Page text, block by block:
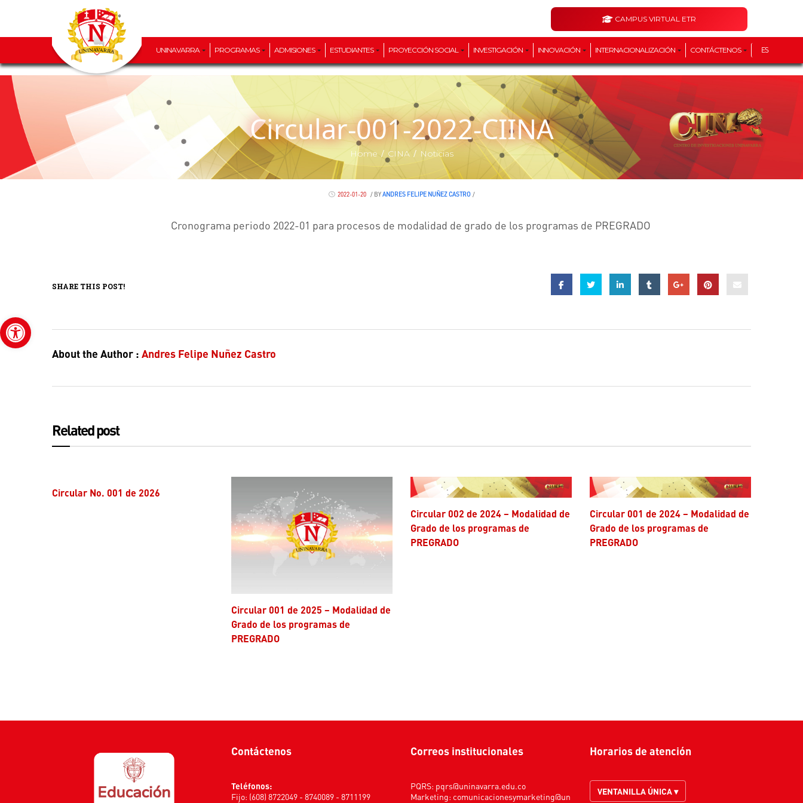
Abrir barra de herramientas
CAMPUS VIRTUAL ETR
UNINAVARRA PROGRAMAS ADMISIONES ESTUDIANTES PROYECCIÓN SOCIAL INVESTIGACIÓN INNOVACIÓN INTERNACIONALIZACIÓN CONTÁCTENOS ES
Circular-001-2022-CIINA
Home / CINA/ Noticias
2022-01-20 / BYANDRES FELIPE NUÑEZ CASTRO /
Cronograma periodo 2022-01 para procesos de modalidad de grado de los programas de PREGRADO
SHARE THIS POST!
About the Author : Andres Felipe Nuñez Castro
Related post
Circular No. 001 de 2026
Circular 001 de 2025 – Modalidad de
Grado de los programas de
PREGRADO
Circular 002 de 2024 – Modalidad de
Grado de los programas de
PREGRADO
Circular 001 de 2024 – Modalidad de
Grado de los programas de
PREGRADO
Contáctenos
Teléfonos:
Fijo: (608) 8722049 - 8740089 - 8711199
Correos institucionales
PQRS: pqrs@uninavarra.edu.co
Marketing: comunicacionesymarketing@un
Horarios de atención
VENTANILLA ÚNICA ▾